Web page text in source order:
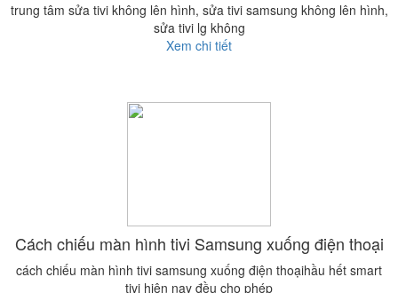
trung tâm sửa tivi không lên hình, sửa tivi samsung không lên hình,
sửa tivi lg không
Xem chi tiết
Cách chiếu màn hình tivi Samsung xuống điện thoại
cách chiếu màn hình tivi samsung xuống điện thoạihầu hết smart
tivi hiện nay đều cho phép